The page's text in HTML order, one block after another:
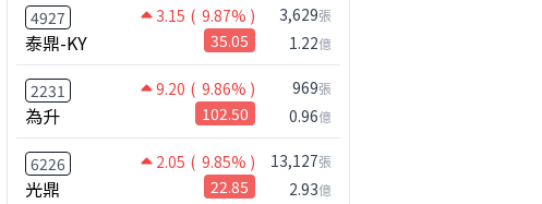
4927 3.15 ( 9.87% )
泰鼎-KY 35.05
3,629張
1.22億
2231 9.20 ( 9.86% )
為升 102.50
969張
0.96億
6226 2.05 ( 9.85% )
光鼎 22.85
13,127張
2.93億